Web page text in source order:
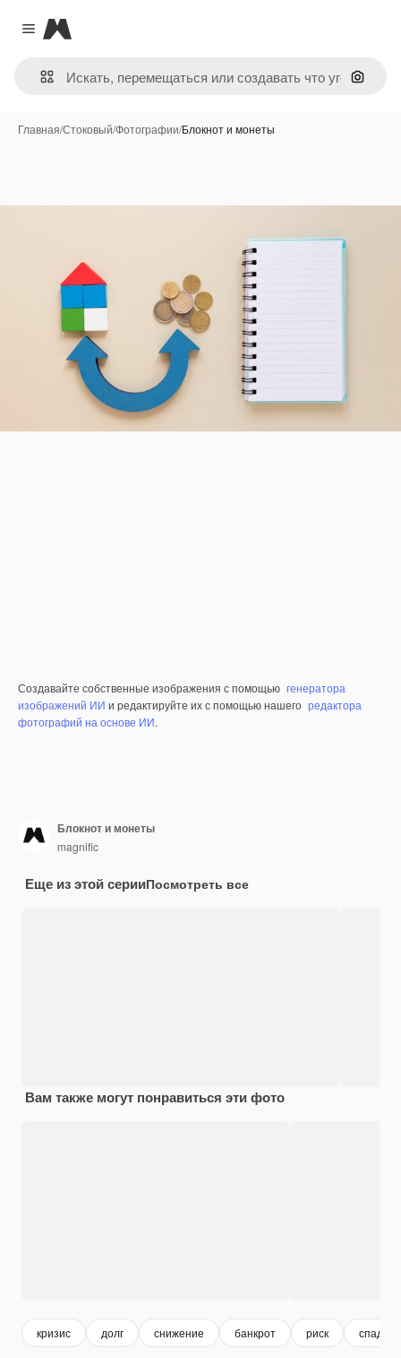
Close menu
Magnific
Поиск
Главная/Стоковый/Фотографии/Блокнот и монеты
Создавайте собственные изображения с помощью генератора
изображений ИИ и редактируйте их с помощью нашего редактора
фотографий на основе ИИ.
Блокнот и монеты
magnific
Еще из этой серииПосмотреть все
Вам также могут понравиться эти фото
кризис долг снижение банкрот риск спад